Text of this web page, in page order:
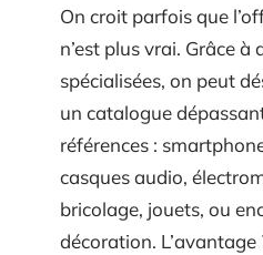
On croit parfois que
n’est plus vrai. Grâce à
spécialisées, on peut
un catalogue
références :
casques audio,
bricolage, jouets, ou
décoration.